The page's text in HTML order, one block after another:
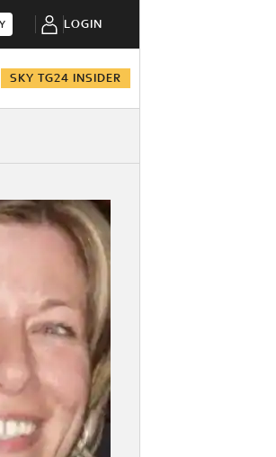
LOGIN
SKY TG24 INSIDER